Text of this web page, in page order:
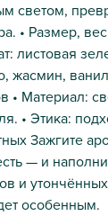
светом,
• Размер,
листовая
жасмин,
• Материал:
• Этика:
Зажгите
— и
и
особенным.